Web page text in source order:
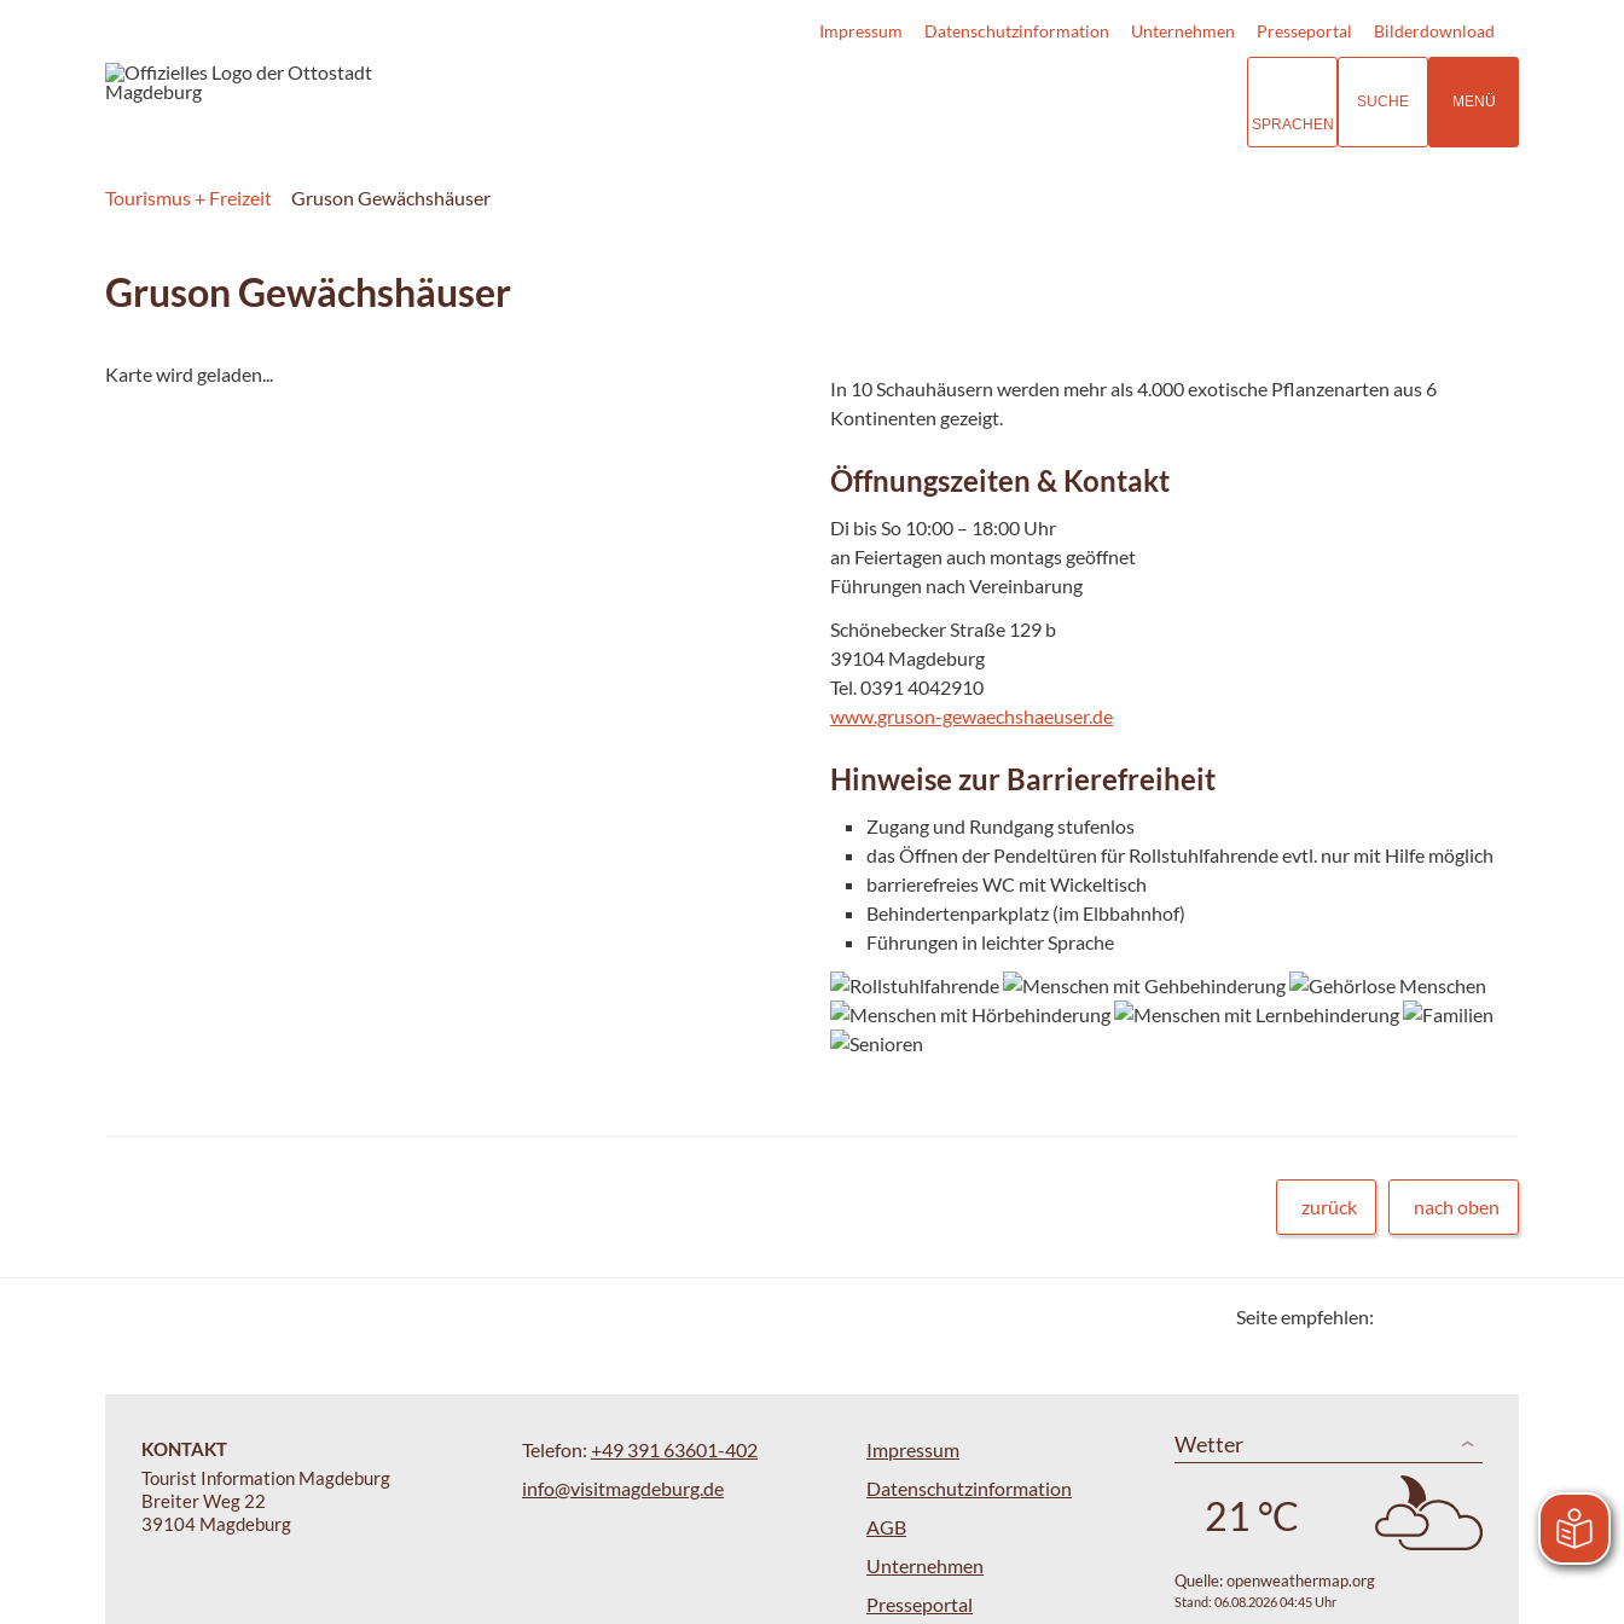
Impressum Datenschutzinformation Unternehmen Presseportal Bilderdownload
SPRACHEN
SUCHE MENÜ
Tourismus + Freizeit Gruson Gewächshäuser
Gruson Gewächshäuser
Karte wird geladen...
In 10 Schauhäusern werden mehr als 4.000 exotische Pflanzenarten aus 6
Kontinenten gezeigt.
Öffnungszeiten & Kontakt
Di bis So 10:00 – 18:00 Uhr
an Feiertagen auch montags geöffnet
Führungen nach Vereinbarung
Schönebecker Straße 129 b
39104 Magdeburg
Tel. 0391 4042910
www.gruson-gewaechshaeuser.de
Hinweise zur Barrierefreiheit
Zugang und Rundgang stufenlos
das Öffnen der Pendeltüren für Rollstuhlfahrende evtl. nur mit Hilfe möglich
barrierefreies WC mit Wickeltisch
Behindertenparkplatz (im Elbbahnhof)
Führungen in leichter Sprache
zurück nach oben
Seite empfehlen:
KONTAKT
Tourist Information Magdeburg
Breiter Weg 22
39104 Magdeburg
Telefon: +49 391 63601-402
info@visitmagdeburg.de
Impressum
Datenschutzinformation
AGB
Unternehmen
Presseportal
Wetter
21 °C
Quelle:openweathermap.org
Stand: 06.08.2026 04:45 Uhr